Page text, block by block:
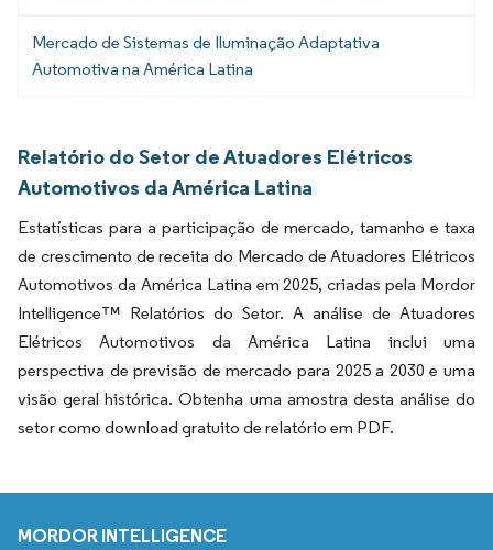
Mercado de Sistemas de Iluminação Adaptativa
Automotiva na América Latina
Relatório do Setor de Atuadores Elétricos
Automotivos da América Latina
Estatísticas para a participação de mercado, tamanho e taxa
de crescimento de receita do Mercado de Atuadores Elétricos
Automotivos da América Latina em 2025, criadas pela Mordor
Intelligence™ Relatórios do Setor. A análise de Atuadores
Elétricos Automotivos da América Latina inclui uma
perspectiva de previsão de mercado para 2025 a 2030 e uma
visão geral histórica. Obtenha uma amostra desta análise do
setor como download gratuito de relatório em PDF.
MORDOR INTELLIGENCE